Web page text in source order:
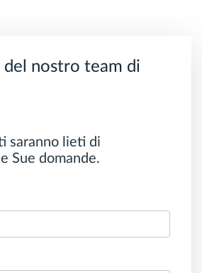
del nostro team di
saranno lieti di
Sue domande.